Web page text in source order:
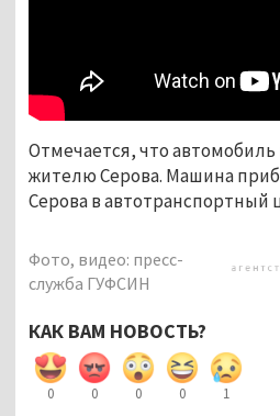
Отмечается, что
жителю Серова. Машина
Серова в автотранспортный
Фото, видео: пресс-
служба ГУФСИН
КАК ВАМ НОВОСТЬ?
0 0 0 0 1